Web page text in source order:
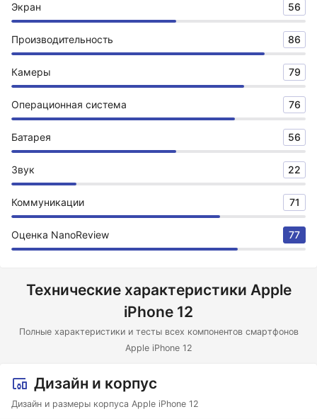
Экран 56
Производительность 86
Камеры 79
Операционная система 76
Батарея 56
Звук 22
Коммуникации 71
Оценка NanoReview 77
Технические характеристики Apple
iPhone 12
Полные характеристики и тесты всех компонентов смартфонов
Apple iPhone 12
Дизайн и корпус
Дизайн и размеры корпуса Apple iPhone 12